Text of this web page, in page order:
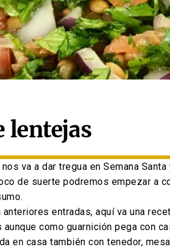
lentejas
va a dar tregua en Semana
de suerte podremos empezar a
entradas, aquí va una
como guarnición pega con
en casa también con tenedor,